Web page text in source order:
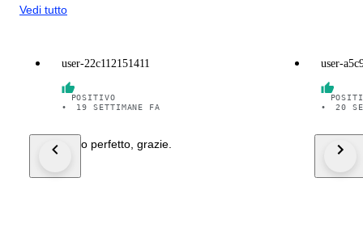
Vedi tutto
user-22c112151411
POSITIVO
•
19 SETTIMANE FA
Tutto perfetto, grazie.
user-
•
20
un